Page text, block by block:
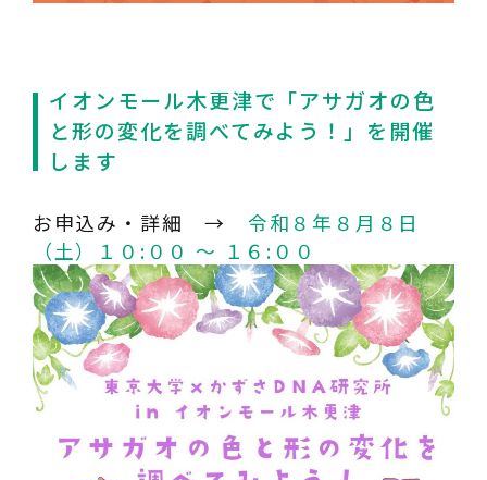
イオンモール木更津で「アサガオの色
と形の変化を調べてみよう！」を開催
します
お申込み・詳細 → 令和８年８月８日
（土）１０:００ ～ １６:００